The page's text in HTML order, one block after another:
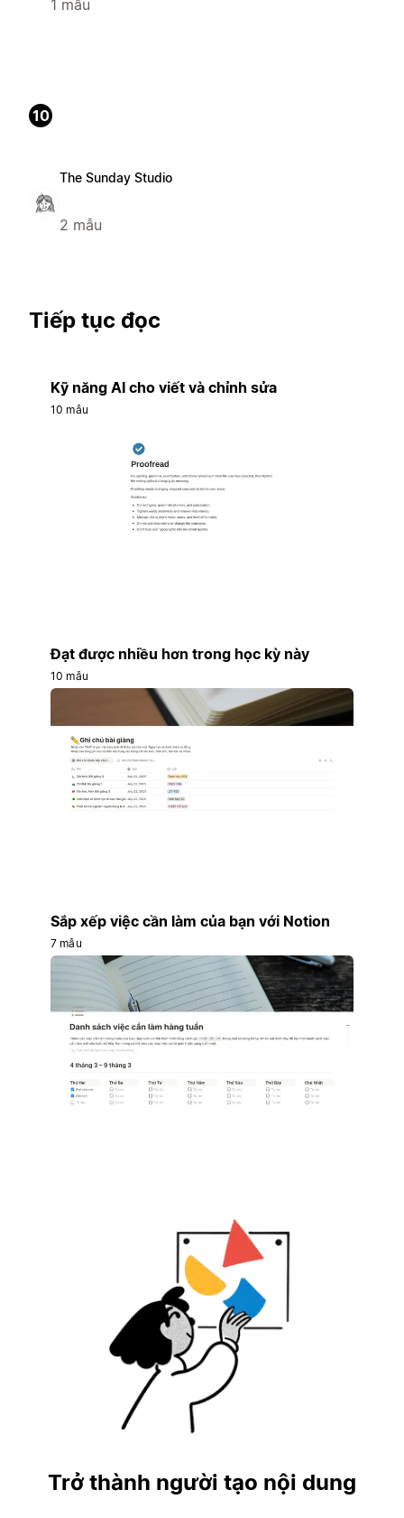
1 mẫu
10
The Sunday Studio
2 mẫu
Tiếp tục đọc
Kỹ năng AI cho viết và chỉnh sửa
10 mẫu
Đạt được nhiều hơn trong học kỳ này
10 mẫu
Sắp xếp việc cần làm của bạn với Notion
7 mẫu
Trở thành người tạo nội dung